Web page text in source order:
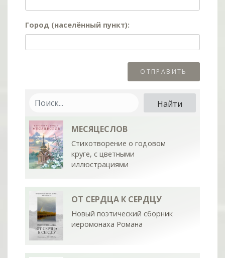
Город (населённый пункт):
МЕСЯЦЕСЛОВ
Стихотворение о годовом
круге, с цветными
иллюстрациями
ОТ СЕРДЦА К СЕРДЦУ
Новый поэтический сборник
иеромонаха Романа